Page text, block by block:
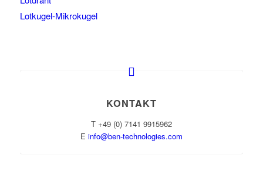
Lotkugel-Mikrokugel
KONTAKT
T +49 (0) 7141 9915962
E info@ben-technologies.com